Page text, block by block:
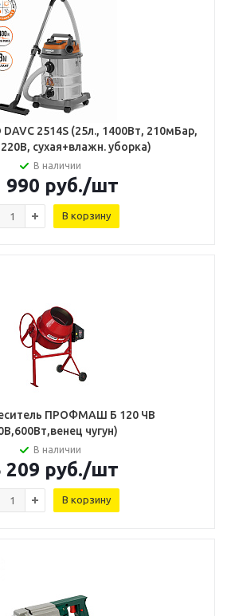
2514S (25л., 1400Вт, 210мБар,
сухая+влажн. уборка)
В наличии
990 руб./шт
В корзину
ПРОФМАШ Б 120 ЧВ
чугун)
В наличии
209 руб./шт
В корзину